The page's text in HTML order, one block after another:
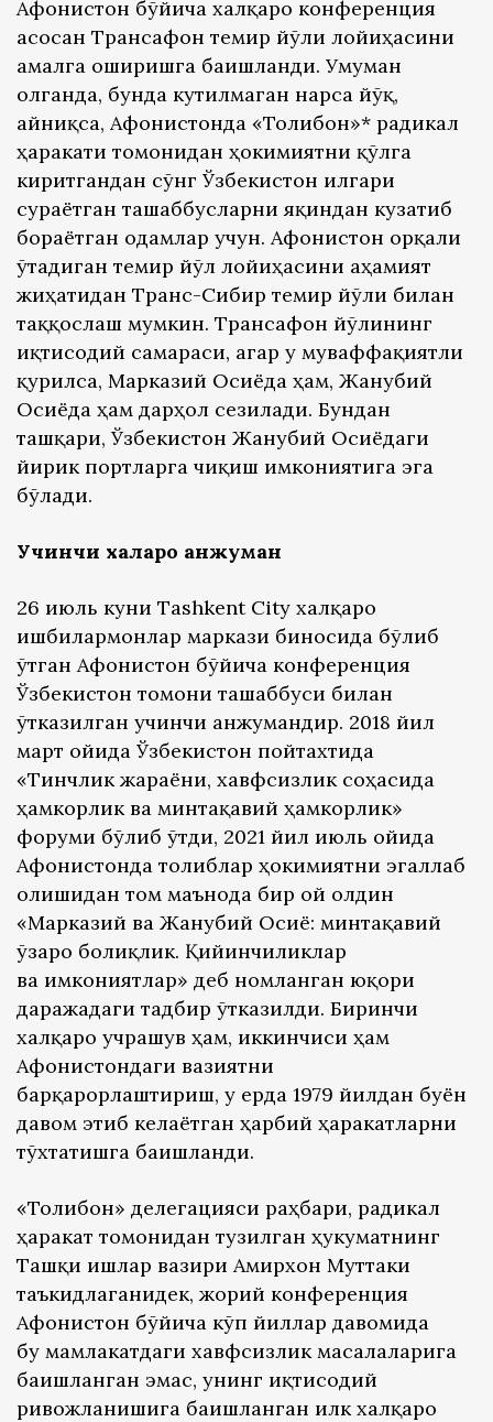
Афғонистон бўйича халқаро конференция
асосан Трансафғон темир йўли лойиҳасини
амалга оширишга бағишланди. Умуман
олганда, бунда кутилмаган нарса йўқ,
айниқса, Афғонистонда «Толибон»* радикал
ҳаракати томонидан ҳокимиятни қўлга
киритгандан сўнг Ўзбекистон илгари
сураётган ташаббусларни яқиндан кузатиб
бораётган одамлар учун. Афғонистон орқали
ўтадиган темир йўл лойиҳасини аҳамият
жиҳатидан Транс-Сибир темир йўли билан
таққослаш мумкин. Трансафғон йўлининг
иқтисодий самараси, агар у муваффақиятли
қурилса, Марказий Осиёда ҳам, Жанубий
Осиёда ҳам дарҳол сезилади. Бундан
ташқари, Ўзбекистон Жанубий Осиёдаги
йирик портларга чиқиш имкониятига эга
бўлади.
Учинчи халқаро анжуман
26 июль куни Tashkent City халқаро
ишбилармонлар маркази биносида бўлиб
ўтган Афғонистон бўйича конференция
Ўзбекистон томони ташаббуси билан
ўтказилган учинчи анжумандир. 2018 йил
март ойида Ўзбекистон пойтахтида
«Тинчлик жараёни, хавфсизлик соҳасида
ҳамкорлик ва минтақавий ҳамкорлик»
форуми бўлиб ўтди, 2021 йил июль ойида
Афғонистонда толиблар ҳокимиятни эгаллаб
олишидан том маънода бир ой олдин
«Марказий ва Жанубий Осиё: минтақавий
ўзаро боғлиқлик. Қийинчиликлар
ва имкониятлар» деб номланган юқори
даражадаги тадбир ўтказилди. Биринчи
халқаро учрашув ҳам, иккинчиси ҳам
Афғонистондаги вазиятни
барқарорлаштириш, у ерда 1979 йилдан буён
давом этиб келаётган ҳарбий ҳаракатларни
тўхтатишга бағишланди.
«Толибон» делегацияси раҳбари, радикал
ҳаракат томонидан тузилган ҳукуматнинг
Ташқи ишлар вазири Амирхон Муттаки
таъкидлаганидек, жорий конференция
Афғонистон бўйича кўп йиллар давомида
бу мамлакатдаги хавфсизлик масалаларига
бағишланган эмас, унинг иқтисодий
ривожланишига бағишланган илк халқаро